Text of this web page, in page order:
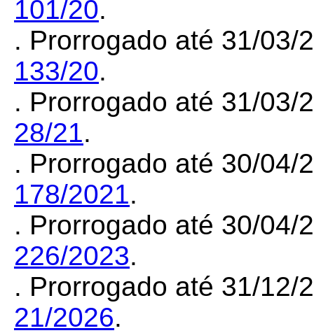
101/20.
. Prorrogado até 31/03/
133/20.
. Prorrogado até 31/03/
28/21.
. Prorrogado até 30/04/
178/2021.
. Prorrogado até 30/04/
226/2023.
. Prorrogado até 31/12/
21/2026.